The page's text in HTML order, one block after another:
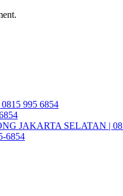
0815 995 6854
JAKARTA SELATAN |
6854